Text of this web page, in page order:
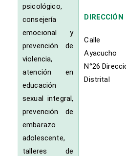
psicológico,
consejería
emocional y
prevención de
violencia,
atención en
educación
sexual integral,
prevención de
embarazo
adolescente,
talleres de
DIRECCIÓN
Calle
Ayacucho
N°26
Distrital